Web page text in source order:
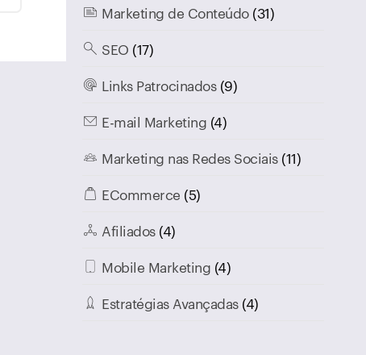
Marketing de Conteúdo(31)
SEO (17)
Links Patrocinados(9)
E-mail Marketing (4)
Marketing nas Redes Sociais(11)
ECommerce (5)
Afiliados(4)
Mobile Marketing (4)
Estratégias Avançadas(4)